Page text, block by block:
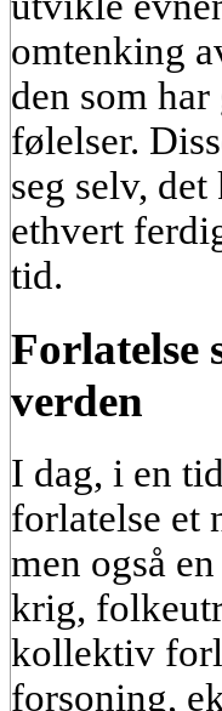
omtenking
den som
følelser.
seg selv,
ethvert
tid.
Forlatelse
verden
I dag, i en
forlatelse et
men også
krig,
kollektiv
forsoning,